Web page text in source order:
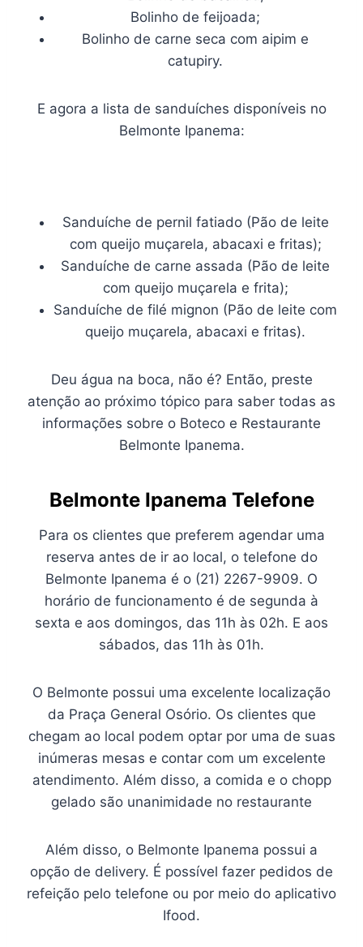
Bolinho de feijoada;
Bolinho de carne seca com aipim e
catupiry.
E agora a lista de sanduíches disponíveis no
Belmonte Ipanema:
Sanduíche de pernil fatiado (Pão de leite
com queijo muçarela, abacaxi e fritas);
Sanduíche de carne assada (Pão de leite
com queijo muçarela e frita);
Sanduíche de filé mignon (Pão de leite com
queijo muçarela, abacaxi e fritas).
Deu água na boca, não é? Então, preste
atenção ao próximo tópico para saber todas as
informações sobre o Boteco e Restaurante
Belmonte Ipanema.
Belmonte Ipanema Telefone
Para os clientes que preferem agendar uma
reserva antes de ir ao local, o telefone do
Belmonte Ipanema é o (21) 2267-9909. O
horário de funcionamento é de segunda à
sexta e aos domingos, das 11h às 02h. E aos
sábados, das 11h às 01h.
O Belmonte possui uma excelente localização
da Praça General Osório. Os clientes que
chegam ao local podem optar por uma de suas
inúmeras mesas e contar com um excelente
atendimento. Além disso, a comida e o chopp
gelado são unanimidade no restaurante
Além disso, o Belmonte Ipanema possui a
opção de delivery. É possível fazer pedidos de
refeição pelo telefone ou por meio do aplicativo
Ifood.